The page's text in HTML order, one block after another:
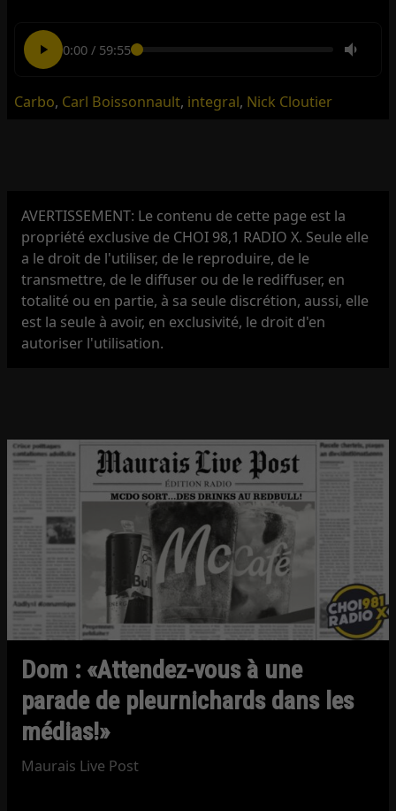
0:00/ 59:55
Carbo, Carl Boissonnault, integral, Nick Cloutier
AVERTISSEMENT: Le contenu de cette page est la
propriété exclusive de CHOI 98,1 RADIO X. Seule elle
a le droit de l'utiliser, de le reproduire, de le
transmettre, de le diffuser ou de le rediffuser, en
totalité ou en partie, à sa seule discrétion, aussi, elle
est la seule à avoir, en exclusivité, le droit d'en
autoriser l'utilisation.
Dom : «Attendez-vous à une
parade de pleurnichards dans les
médias!»
Maurais Live Post